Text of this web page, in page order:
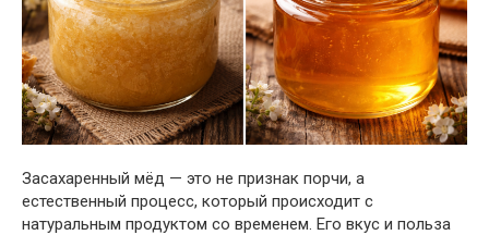
Засахаренный мёд — это не признак порчи, а
естественный процесс, который происходит с
натуральным продуктом со временем. Его вкус и польза